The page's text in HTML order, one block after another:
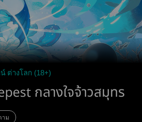
ต่างโลก (18+)
กลางใจจ้าวสมุทร
าม